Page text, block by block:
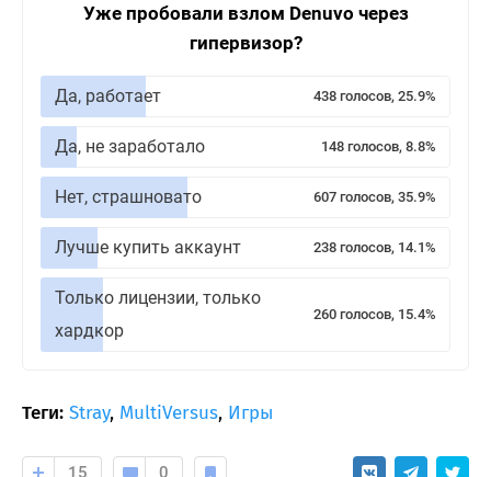
Уже пробовали взлом Denuvo через
гипервизор?
Да, работает 438 голосов, 25.9%
Да, не заработало 148 голосов, 8.8%
Нет, страшновато 607 голосов, 35.9%
Лучше купить аккаунт 238 голосов, 14.1%
Только лицензии, только
хардкор
260 голосов, 15.4%
Теги: Stray, MultiVersus, Игры
15 0